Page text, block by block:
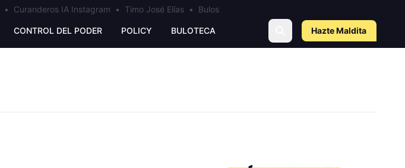
• Curanderos IA Instagram • Timo José Elías • Bulos
CONTROL DEL PODER POLICY BULOTECA Hazte Maldita